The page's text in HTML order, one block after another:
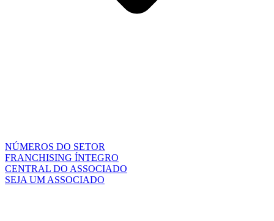
NÚMEROS DO SETOR
FRANCHISING ÍNTEGRO
CENTRAL DO ASSOCIADO
SEJA UM ASSOCIADO